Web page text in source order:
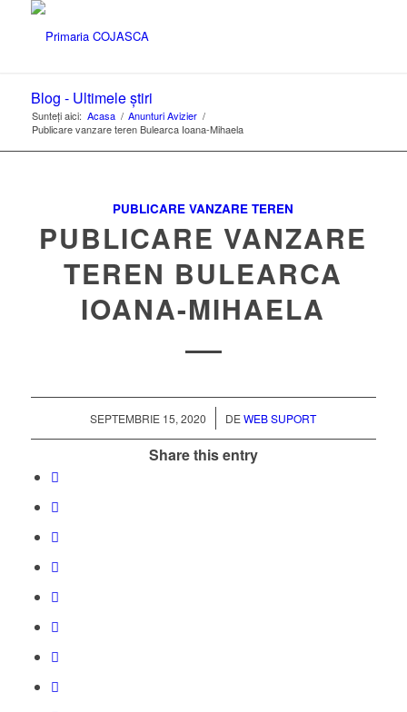
Blog - Ultimele știri
Sunteți aici: Acasa / Anunturi Avizier /
Publicare vanzare teren Bulearca Ioana-Mihaela
PUBLICARE VANZARE TEREN
PUBLICARE VANZARE
TEREN BULEARCA
IOANA-MIHAELA
SEPTEMBRIE 15, 2020
/ DEWEB SUPORT
Share this entry